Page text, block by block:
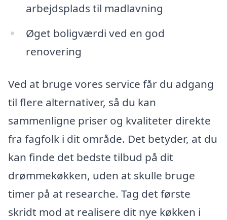
arbejdsplads til madlavning
Øget boligværdi ved en god
renovering
Ved at bruge vores service får du adgang
til flere alternativer, så du kan
sammenligne priser og kvaliteter direkte
fra fagfolk i dit område. Det betyder, at du
kan finde det bedste tilbud på dit
drømmekøkken, uden at skulle bruge
timer på at researche. Tag det første
skridt mod at realisere dit nye køkken i